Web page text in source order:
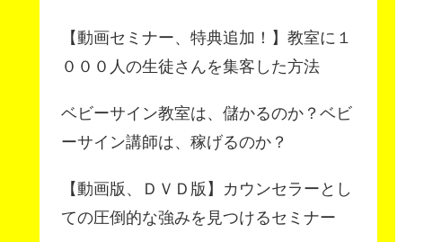
【動画セミナー、特典追加！】教室に１
０００人の生徒さんを集客した方法
ベビーサイン教室は、儲かるのか？ベビ
ーサイン講師は、稼げるのか？
【動画版、ＤＶＤ版】カウンセラーとし
ての圧倒的な強みを見つけるセミナー